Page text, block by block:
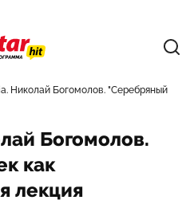
Николай Богомолов. "Серебряный
Богомолов.
как
лекция